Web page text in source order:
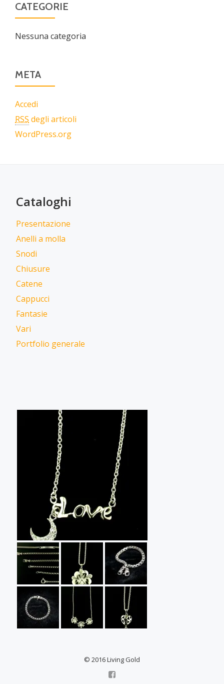
CATEGORIE
Nessuna categoria
META
Accedi
RSS degli articoli
WordPress.org
Cataloghi
Presentazione
Anelli a molla
Snodi
Chiusure
Catene
Cappucci
Fantasie
Vari
Portfolio generale
© 2016 Living Gold